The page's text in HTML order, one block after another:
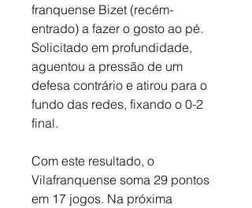
franquense Bizet (recém-
entrado) a fazer o gosto ao pé.
Solicitado em profundidade,
aguentou a pressão de um
defesa contrário e atirou para o
fundo das redes, fixando o 0-2
final.
Com este resultado, o
Vilafranquense soma 29 pontos
em 17 jogos. Na próxima